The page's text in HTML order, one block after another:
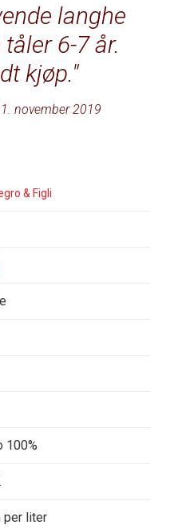
langhe
6-7 år.
kjøp.
november 2019
& Figli
100%
per liter